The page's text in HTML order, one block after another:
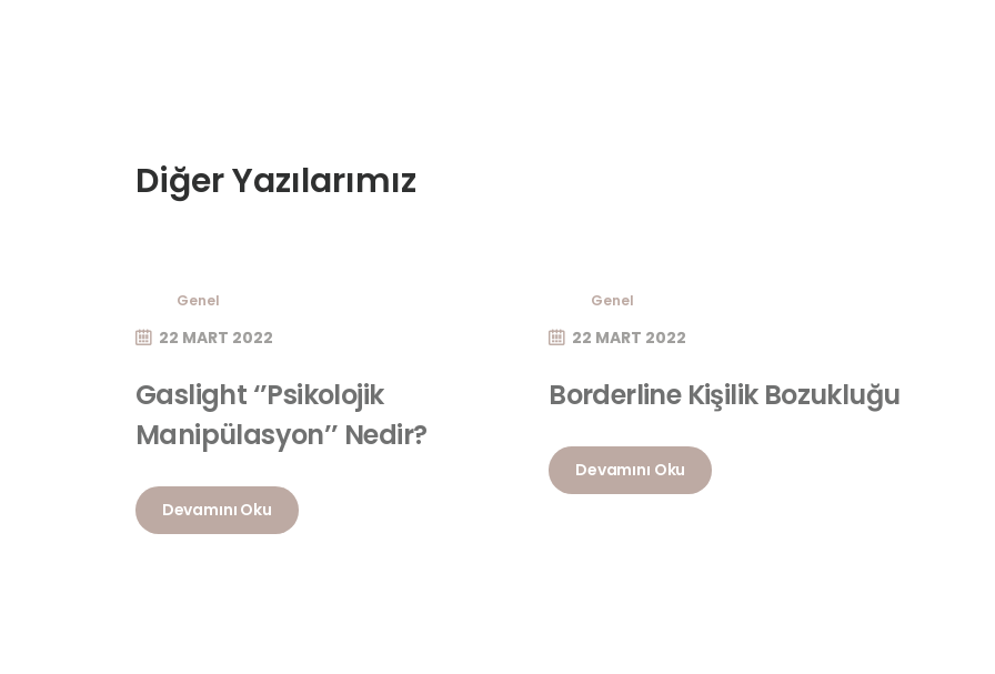
Diğer Yazılarımız
Genel
22 MART 2022
Gaslight ‘’Psikolojik
Manipülasyon’’ Nedir?
Devamını Oku
Genel
22 MART 2022
Borderline Kişilik Bozukluğu
Devamını Oku